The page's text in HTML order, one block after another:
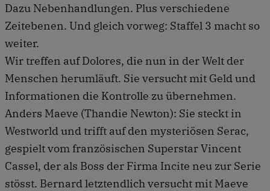
Dazu Nebenhandlungen. Plus verschiedene
Zeitebenen. Und gleich vorweg: Staffel 3 macht so
weiter.
Wir treffen auf Dolores, die nun in der Welt der
Menschen herumläuft. Sie versucht mit Geld und
Informationen die Kontrolle zu übernehmen.
Anders Maeve (Thandie Newton): Sie steckt in
Westworld und trifft auf den mysteriösen Serac,
gespielt vom französischen Superstar Vincent
Cassel, der als Boss der Firma Incite neu zur Serie
stösst. Bernard letztendlich versucht mit Maeve